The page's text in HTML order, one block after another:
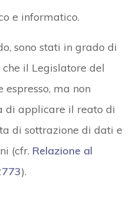
e informatico.
sono stati in grado di
il Legislatore del
ma non
di applicare il reato di
di sottrazione di dati e
(cfr. Relazione al
).